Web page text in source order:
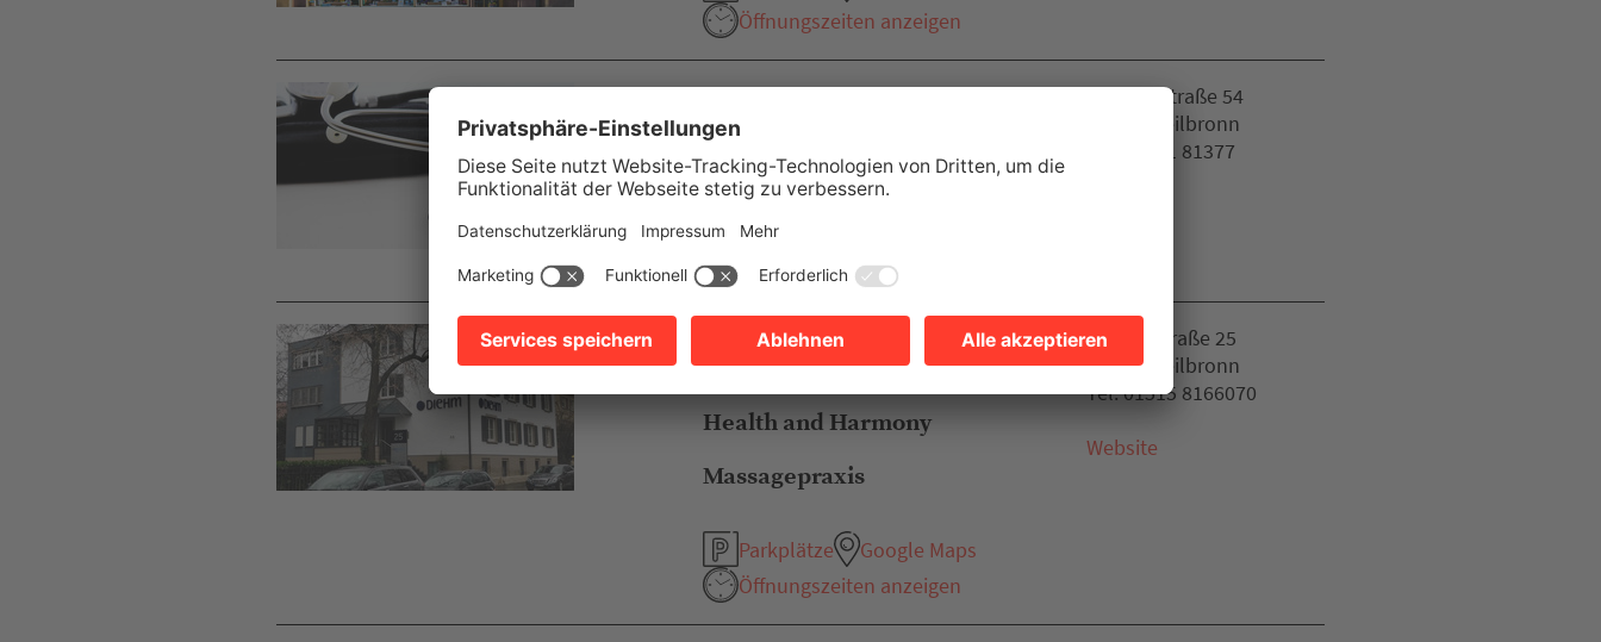
Öffnungszeiten anzeigen
APOTHEKE / MEDIZIN / ARZNEI
Rosen-Apotheke Heilbronn
Parkplätze
Öffnungszeiten anzeigen
Wilhelmstraße 54
74074 Heilbronn
Tel. 07131 81377
MASSAGE / SCHRÖPFMASSAGE /
TAPING
Health and Harmony
Massagepraxis
Parkplätze
Google Maps
Öffnungszeiten anzeigen
Uhlandstraße 25
74072 Heilbronn
Tel. 01515 8166070
Website